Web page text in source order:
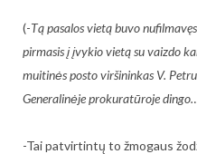
(-Tą pasalos vietą buvo
pirmasis į įvykio vietą su vaizdo
muitinės posto viršininkas V.
Generalinėje prokuratūroje
-Tai patvirtintų to žmogaus